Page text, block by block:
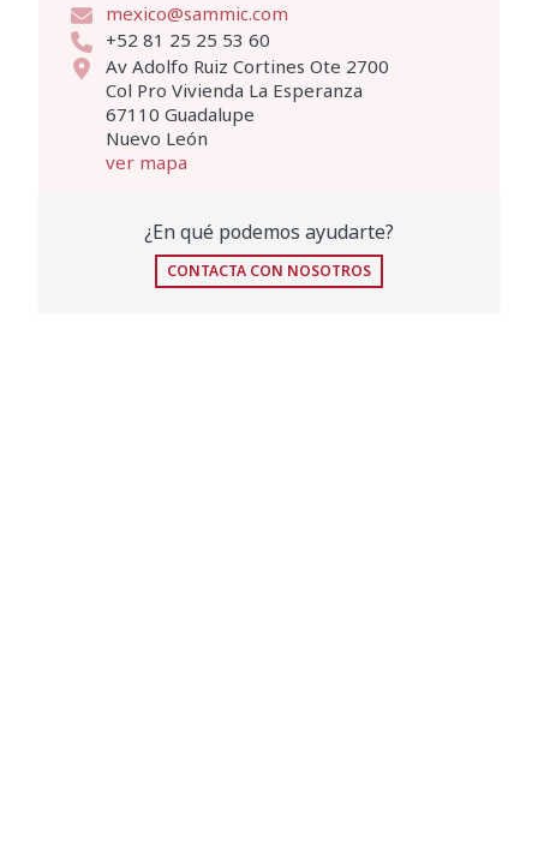
mexico@sammic.com
+52 81 25 25 53 60
Av Adolfo Ruiz Cortines Ote 2700
Col Pro Vivienda La Esperanza
67110 Guadalupe
Nuevo León
ver mapa
¿En qué podemos ayudarte?
CONTACTA CON NOSOTROS